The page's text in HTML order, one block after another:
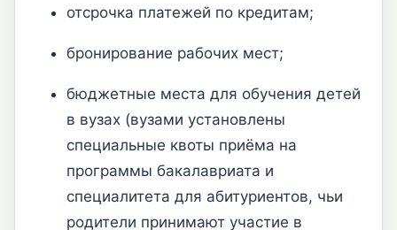
отсрочка платежей по кредитам;
бронирование рабочих мест;
бюджетные места для обучения детей
в вузах (вузами установлены
специальные квоты приёма на
программы бакалавриата и
специалитета для абитуриентов, чьи
родители принимают участие в